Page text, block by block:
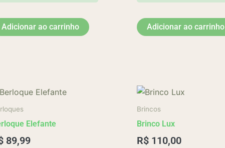
Adicionar ao carrinho Adicionar ao carrinho
Elefante
89,99
Brincos
Brinco Lux
R$ 110,00